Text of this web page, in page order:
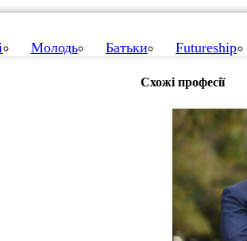
Молодь Батьки Futureship
Схожі професії